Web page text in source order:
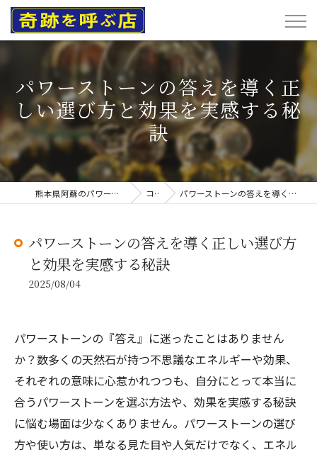
パワーストーンの答えを導く正
しい選び方と効果を実感する秘
訣
熊本県阿蘇のパワーストーンなら奇跡を呼ぶ店 コラム パワーストーンの答えを導く正しい選び方と効果を実感する秘訣
パワーストーンの答えを導く正しい選び方
と効果を実感する秘訣
2025/08/04
パワーストーンの『答え』に迷ったことはありません
か？数多くの天然石が持つ不思議なエネルギーや効果、
それぞれの意味に心惹かれつつも、自分にとって本当に
合うパワーストーンを選ぶ方法や、効果を実感する秘訣
に悩む場面は少なくありません。パワーストーンの選び
方や使い方は、単なる見た目や人気だけでなく、エネル